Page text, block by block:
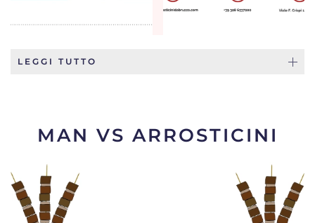
LEGGI TUTTO
MAN VS ARROSTICINI